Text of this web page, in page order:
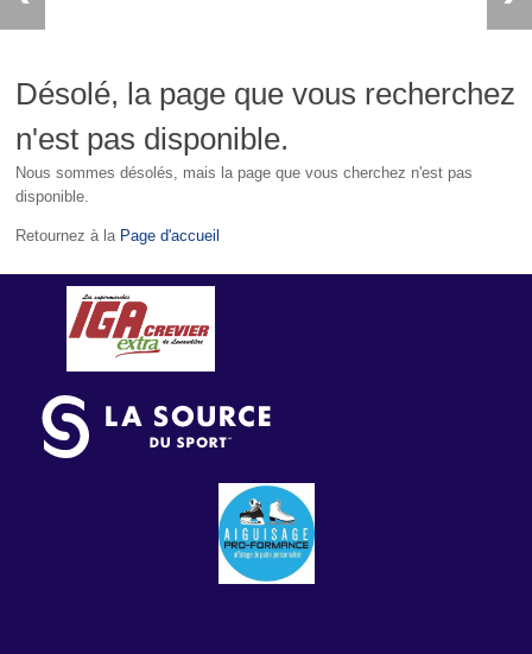
Désolé, la page que vous recherchez
n'est pas disponible.
Nous sommes désolés, mais la page que vous cherchez n'est pas
disponible.
Retournez à la Page d'accueil